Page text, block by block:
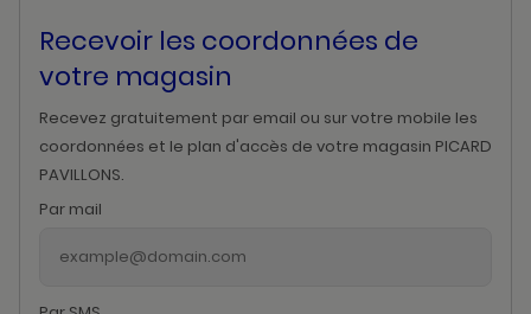
Recevoir les coordonnées de
votre magasin
Recevez gratuitement par email ou sur votre mobile les
coordonnées et le plan d'accès de votre magasin PICARD
PAVILLONS.
Par mail